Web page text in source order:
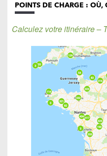
POINTS DE CHARGE : OÙ,
Calculez votre itinéraire –